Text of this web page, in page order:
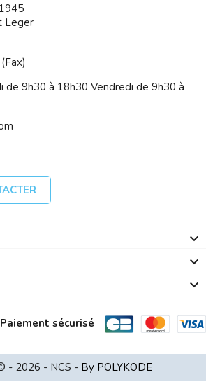
7 265 32Go...
Easy Smart Sw...
Leger
de 9h30 à 18h30 Vendredi de 9h30 à



Paiement sécurisé
- 2026 - NCS - By POLYKODE